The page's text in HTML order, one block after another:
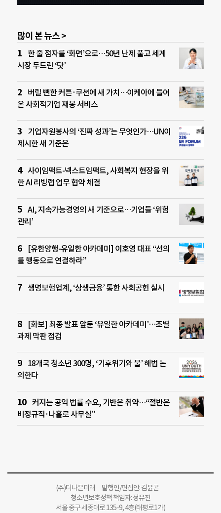
많이 본 뉴스 >
한 줄 점자를 ‘화면’으로…50년 난제 풀고 세계
시장 두드린 ‘닷’
버릴 뻔한 커튼·쿠션에 새 가치…이케아에 들어
온 사회적기업 재봉 서비스
기업자원봉사의 ‘진짜 성과’는 무엇인가…UN이
제시한 새 기준은
사이임팩트-넥스트임팩트, 사회복지 현장을 위
한 AI 리빙랩 업무 협약 체결
AI, 지속가능경영의 새 기준으로…기업들 ‘위험
관리’
[유한양행-유일한 아카데미] 이호영 대표 “선의
를 행동으로 연결하라”
생명보험업계, ‘상생금융’ 통한 사회공헌 실시
[화보] 최종 발표 앞둔 ‘유일한 아카데미’…조별
과제 막판 점검
18개국 청소년 300명, ‘기후위기와 물’ 해법 논
의한다
커지는 공익 법률 수요, 기반은 취약…“절반은
비정규직·나홀로 사무실”
(주)더나은미래 발행인/편집인: 김윤곤
청소년보호정책 책임자: 정유진
서울 중구 세종대로 135-9, 4층(태평로1가)